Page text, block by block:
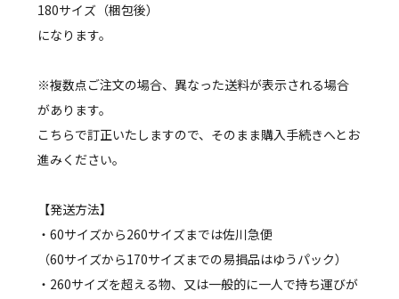
180サイズ（梱包後）
になります。
※複数点ご注文の場合、異なった送料が表示される場合
があります。
こちらで訂正いたしますので、そのまま購入手続きへとお
進みください。
【発送方法】
・60サイズから260サイズまでは佐川急便
（60サイズから170サイズまでの易損品はゆうパック）
・260サイズを超える物、又は一般的に一人で持ち運びが